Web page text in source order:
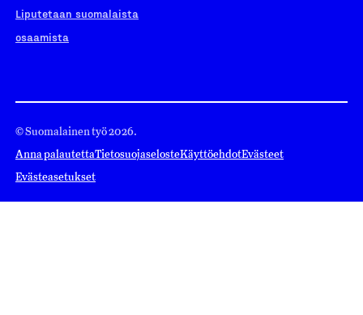
Liputetaan suomalaista
osaamista
© Suomalainen työ 2026.
Anna palautettaTietosuojaselosteKäyttöehdotEvästeet
Evästeasetukset